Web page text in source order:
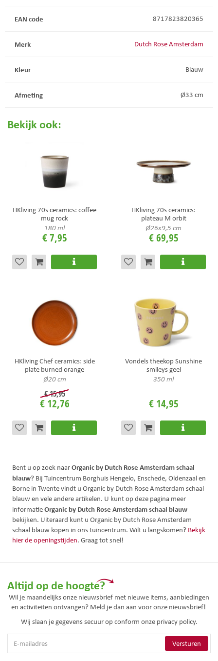
EAN code 8717823820365
Merk Dutch Rose Amsterdam
Kleur Blauw
Afmeting Ø33 cm
Bekijk ook:
HKliving 70s ceramics: coffee
mug rock
180 ml
€7,95
HKliving 70s ceramics:
plateau M orbit
Ø26x9,5 cm
€69,95
HKliving Chef ceramics: side
plate burned orange
Ø20 cm
€15,95
€ 12,76
Vondels theekop Sunshine
smileys geel
350 ml
€ 14,95
Bent u op zoek naarOrganic by Dutch Rose Amsterdam schaal
blauw? Bij Tuincentrum Borghuis Hengelo, Enschede, Oldenzaal en
Borne in Twente vindt u Organic by Dutch Rose Amsterdam schaal
blauw en vele andere artikelen. U kunt op deze pagina meer
informatieOrganic by Dutch Rose Amsterdam schaal blauw
bekijken. Uiteraard kunt u Organic by Dutch Rose Amsterdam
schaal blauw kopen in ons tuincentrum. Wilt u langskomen? Bekijk
hier de openingstijden. Graag tot snel!
Altijd op de hoogte?
Wil je maandelijks onze nieuwsbrief met nieuwe items, aanbiedingen
en activiteiten ontvangen? Meld je dan aan voor onze nieuwsbrief!
Wij slaan je gegevens secuur op conform onze privacy policy.